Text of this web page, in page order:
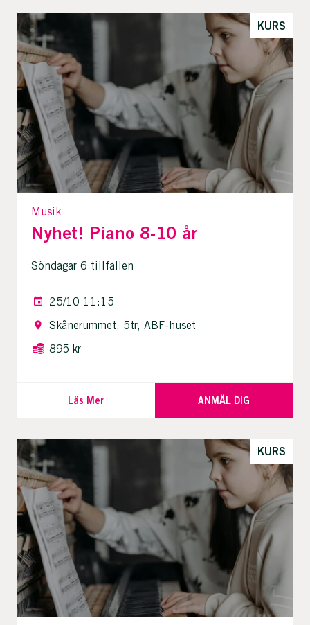
KURS
Musik
Nyhet! Piano 8-10 år
Söndagar 6 tillfällen
25/10 11:15
Skånerummet, 5tr, ABF-huset
895 kr
Läs Mer ANMÄL DIG
KURS